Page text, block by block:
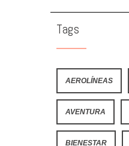
Tags
AEROLÍNEAS
AVENTURA
BIENESTAR